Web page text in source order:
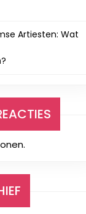
Artiesten: Wat